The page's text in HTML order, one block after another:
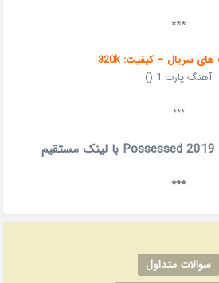
***
آهنگ پارت 1 ()
***
***
سوالات متداول